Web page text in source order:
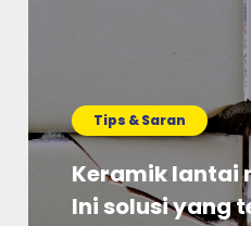
Tips & Saran
Keramik lantai
Ini solusi yang